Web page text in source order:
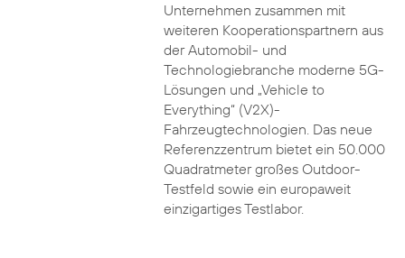
Unternehmen zusammen mit
weiteren Kooperationspartnern aus
der Automobil- und
Technologiebranche moderne 5G-
Lösungen und „Vehicle to
Everything“ (V2X)-
Fahrzeugtechnologien. Das neue
Referenzzentrum bietet ein 50.000
Quadratmeter großes Outdoor-
Testfeld sowie ein europaweit
einzigartiges Testlabor.